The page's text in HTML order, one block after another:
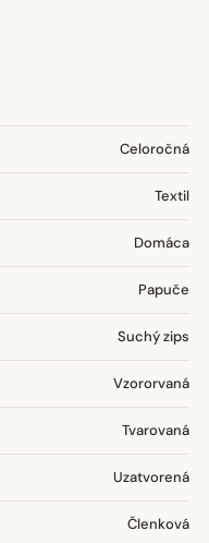
Celoročná
Textil
Domáca
Papuče
Suchý zips
Vzororvaná
Tvarovaná
Uzatvorená
Členková